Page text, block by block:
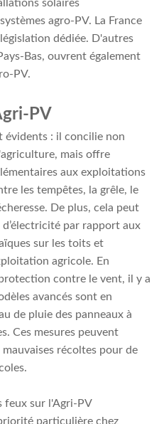
solaires
agro-PV. La France
dédiée. D'autres
Bas, ouvrent également
PV.
PV
évidents : il concilie non
mais offre
aux exploitations
les tempêtes, la grêle, le
De plus, cela peut
par rapport aux
sur les toits et
agricole. En
contre le vent, il y a
avancés sont en
de pluie des panneaux à
Ces mesures peuvent
récoltes pour de
feux sur l'Agri-PV
particulière chez